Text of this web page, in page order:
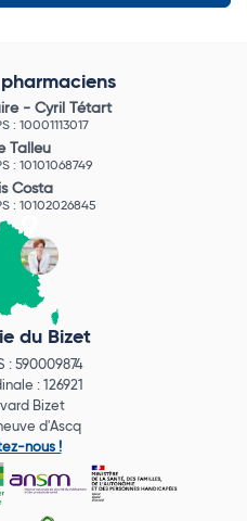
pharmaciens
- Cyril Tétart
: 10001113017
Talleu
: 10101068749
Costa
: 10102026845
du Bizet
: 590009874
: 126921
Bizet
d'Ascq
nous !